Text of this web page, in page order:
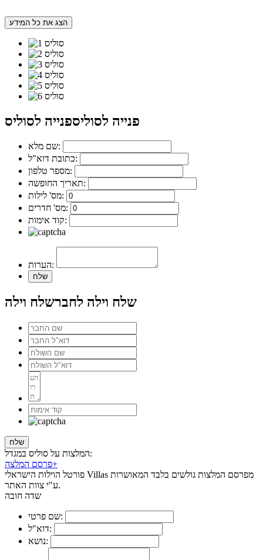
הצג את כל המידע
פנייה לסוליספנייה לסוליס
שם מלא:
כתובת דוא"ל:
מספר טלפון:
תאריך החופשה:
מס' לילות:
מס' חדרים:
קוד אימות:
הערות:
שלח וילה לחברשלח וילה
המלצות על סוליס במגדל:
פרסם המלצה+
פורטל הוילות הישראלי Villas מפרסם המלצות גולשים בלבד המאושרות
ע"י צוות האתר.
שדה חובה
שם פרטי:
דוא"ל:
נושא: